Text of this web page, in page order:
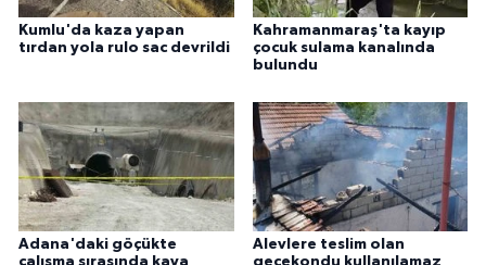
Kumlu'da kaza yapan
tırdan yola rulo sac devrildi
Kahramanmaraş'ta kayıp
çocuk sulama kanalında
bulundu
Adana'daki göçükte
Alevlere teslim olan